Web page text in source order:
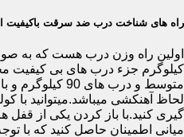
راه های شناخت درب ضد سرقت باکیفیت
متوسط و درب های
لحاظ آهنکشی میباشد.میتوانید با
گیری کنید.با باز کردن یکی از قفل
میانی اطمینان حاصل کنید که با